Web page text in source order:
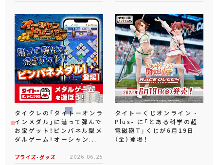
タイクレの「タイトーオンラ
インメダル」に潜って弾んで
お宝ゲット！ピンパネル型メ
ダルゲーム「オーシャン...
プライズ・グッズ 2026.06.25
タイトーくじオンライン -
Plus- に「とある科学の超
電磁砲T」くじが6月19日
（金）登場！